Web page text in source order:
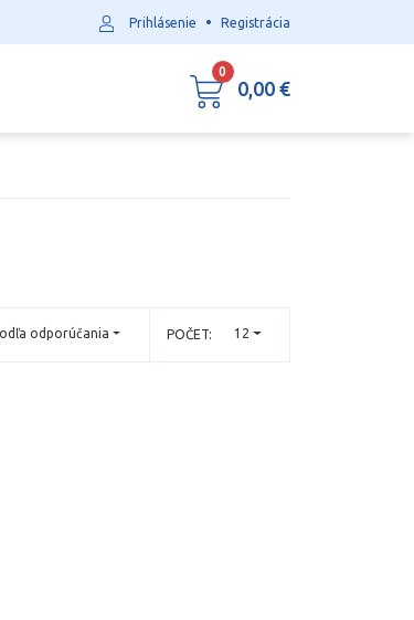
POČET: 12
odporúčania
Prihlásenie • Registrácia
0
0,00 €